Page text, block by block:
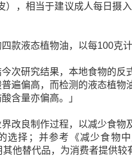
），相当于建议成人每日摄
款液态植物油，以每100克
次研究结果，本地食物的
遍偏高，而检测的液态植
含量亦偏高。」
界改良制作过程，以减少食
选择；并参考《减少食物
他替代品，为消费者提供较